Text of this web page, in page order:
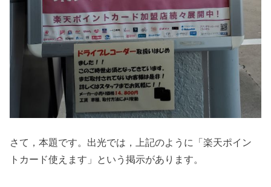
さて，本題です。出光では，上記のように「楽天ポイン
トカード使えます」という掲示があります。